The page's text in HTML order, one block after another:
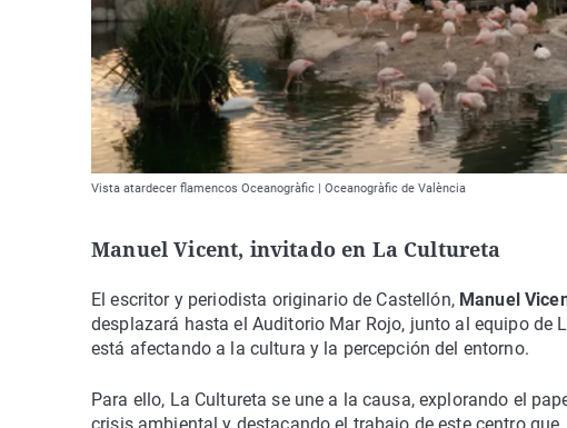
Vista atardecer flamencos Oceanogràfic | Oceanogràfic de València
Manuel Vicent, invitado en La Cultureta
El escritor y periodista originario de Castellón, Manuel
desplazará hasta el Auditorio Mar Rojo, junto al equipo
está afectando a la cultura y la percepción del entorno.
Para ello, La Cultureta se une a la causa, explorando el